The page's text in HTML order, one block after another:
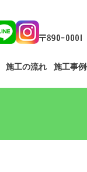
施工の流れ 施工事例